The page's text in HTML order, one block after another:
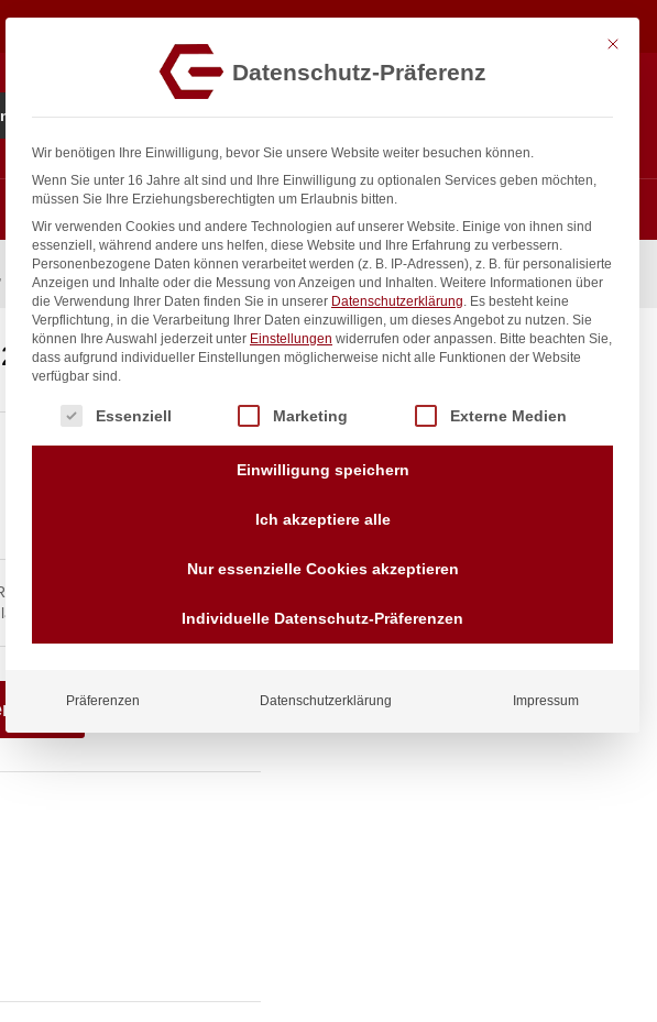
ø275x(H)140mm
oder -pistole verwenden,
Art und Weise zu präsentieren.
inkl. / exkl. MwSt.
Anfragen
Wir sind seit über 40 Jahren
für Sie da
Vorrauskasse Paypal,
Kreditkarte, Direkt
16,49€ exkl. MwSt. In den Warenkorb
Mit
Datenschutz-Präferenz
Wir benötigen Ihre Einwilligung, bevor Sie unsere Website weiter besuchen können.
Wenn Sie unter 16 Jahre alt sind und Ihre Einwilligung zu optionalen Services geben möchten,
müssen Sie Ihre Erziehungsberechtigten um Erlaubnis bitten.
Wir verwenden Cookies und andere Technologien auf unserer Website. Einige von ihnen sind
essenziell, während andere uns helfen, diese Website und Ihre Erfahrung zu verbessern.
Personenbezogene Daten können verarbeitet werden (z. B. IP-Adressen), z. B. für personalisierte
Anzeigen und Inhalte oder die Messung von Anzeigen und Inhalten. Weitere Informationen über
die Verwendung Ihrer Daten finden Sie in unserer Datenschutzerklärung. Es besteht keine
Verpflichtung, in die Verarbeitung Ihrer Daten einzuwilligen, um dieses Angebot zu nutzen. Sie
können Ihre Auswahl jederzeit unter Einstellungen widerrufen oder anpassen. Bitte beachten Sie,
dass aufgrund individueller Einstellungen möglicherweise nicht alle Funktionen der Website
verfügbar sind.
Es folgt eine Liste der Service-Gruppen, für die eine Einwilligung erteilt werden kann.
Essenziell Marketing Externe Medien
Einwilligung speichern
Ich akzeptiere alle
Nur essenzielle Cookies akzeptieren
Individuelle Datenschutz-Präferenzen
Präferenzen Datenschutzerklärung Impressum